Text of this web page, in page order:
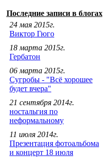
Последние записи в блогах
24 мая 2015г.
Виктор Гюго
18 марта 2015г.
Гербатон
06 марта 2015г.
Сугробы - "Всё хорошее
будет вчера"
21 сентября 2014г.
ностальгия по
неформальному
11 июля 2014г.
Презентация фотоальбома
и концерт 18 июля